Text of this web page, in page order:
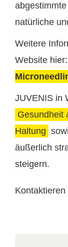
natürliche
Weitere
Website hier:
JUVENIS in
Gesundheit
Haltung
äußerlich
steigern.